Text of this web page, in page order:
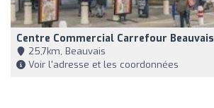
Centre Commercial Carrefour Beauvais
25,7km, Beauvais
Voir l'adresse et les coordonnées